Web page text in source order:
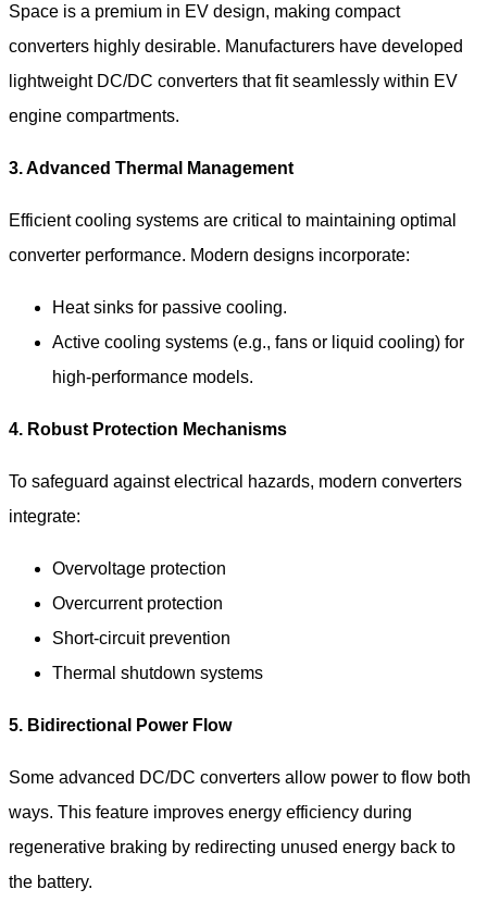
Space is a premium in EV design, making compact
converters highly desirable. Manufacturers have developed
lightweight DC/DC converters that fit seamlessly within EV
engine compartments.
3. Advanced Thermal Management
Efficient cooling systems are critical to maintaining optimal
converter performance. Modern designs incorporate:
Heat sinks for passive cooling.
Active cooling systems (e.g., fans or liquid cooling) for
high-performance models.
4. Robust Protection Mechanisms
To safeguard against electrical hazards, modern converters
integrate:
Overvoltage protection
Overcurrent protection
Short-circuit prevention
Thermal shutdown systems
5. Bidirectional Power Flow
Some advanced DC/DC converters allow power to flow both
ways. This feature improves energy efficiency during
regenerative braking by redirecting unused energy back to
the battery.